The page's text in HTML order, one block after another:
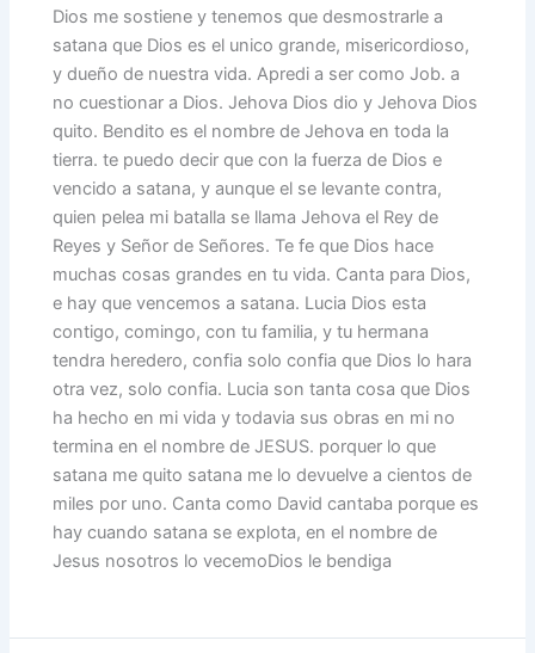
Dios me sostiene y tenemos que desmostrarle a
satana que Dios es el unico grande, misericordioso,
y dueño de nuestra vida. Apredi a ser como Job. a
no cuestionar a Dios. Jehova Dios dio y Jehova Dios
quito. Bendito es el nombre de Jehova en toda la
tierra. te puedo decir que con la fuerza de Dios e
vencido a satana, y aunque el se levante contra,
quien pelea mi batalla se llama Jehova el Rey de
Reyes y Señor de Señores. Te fe que Dios hace
muchas cosas grandes en tu vida. Canta para Dios,
e hay que vencemos a satana. Lucia Dios esta
contigo, comingo, con tu familia, y tu hermana
tendra heredero, confia solo confia que Dios lo hara
otra vez, solo confia. Lucia son tanta cosa que Dios
ha hecho en mi vida y todavia sus obras en mi no
termina en el nombre de JESUS. porquer lo que
satana me quito satana me lo devuelve a cientos de
miles por uno. Canta como David cantaba porque es
hay cuando satana se explota, en el nombre de
Jesus nosotros lo vecemoDios le bendiga